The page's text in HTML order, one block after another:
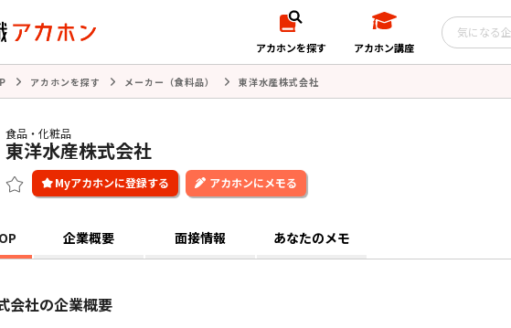
アカホンを探す アカホン講座
アカホンを探す メーカー（食料品） 東洋水産株式会社
食品・化粧品
東洋水産株式会社
アカホンにメモる
企業概要 面接情報 あなたのメモ
会社の企業概要